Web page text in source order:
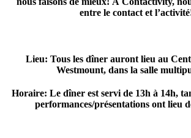
entre le contact et
Lieu: Tous les dîner auront lieu au
Westmount, dans la salle
Horaire: Le dîner est servi de13h à 14h,
performances/présentations ont lieu